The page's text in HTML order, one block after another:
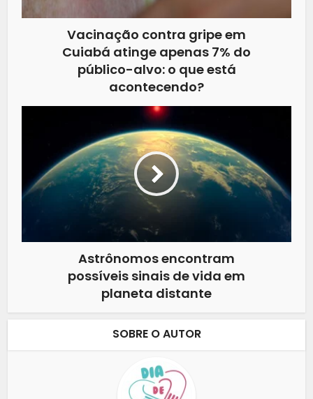
Vacinação contra gripe em
Cuiabá atinge apenas 7% do
público-alvo: o que está
acontecendo?
Astrônomos encontram
possíveis sinais de vida em
planeta distante
SOBRE O AUTOR